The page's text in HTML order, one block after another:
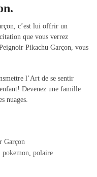
c’est lui offrir un
que vous verrez
Pikachu Garçon, vous
l’Art de se sentir
Devenez une famille
nuages.
Garçon
pokemon, polaire